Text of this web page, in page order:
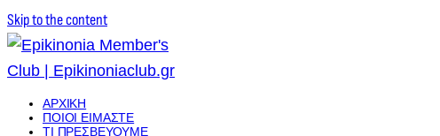
Skip to the content
ΑΡΧΙΚΉ
ΠΟΙΟΊ ΕΊΜΑΣΤΕ
ΤΙ ΠΡΕΣΒΕΎΟΥΜΕ